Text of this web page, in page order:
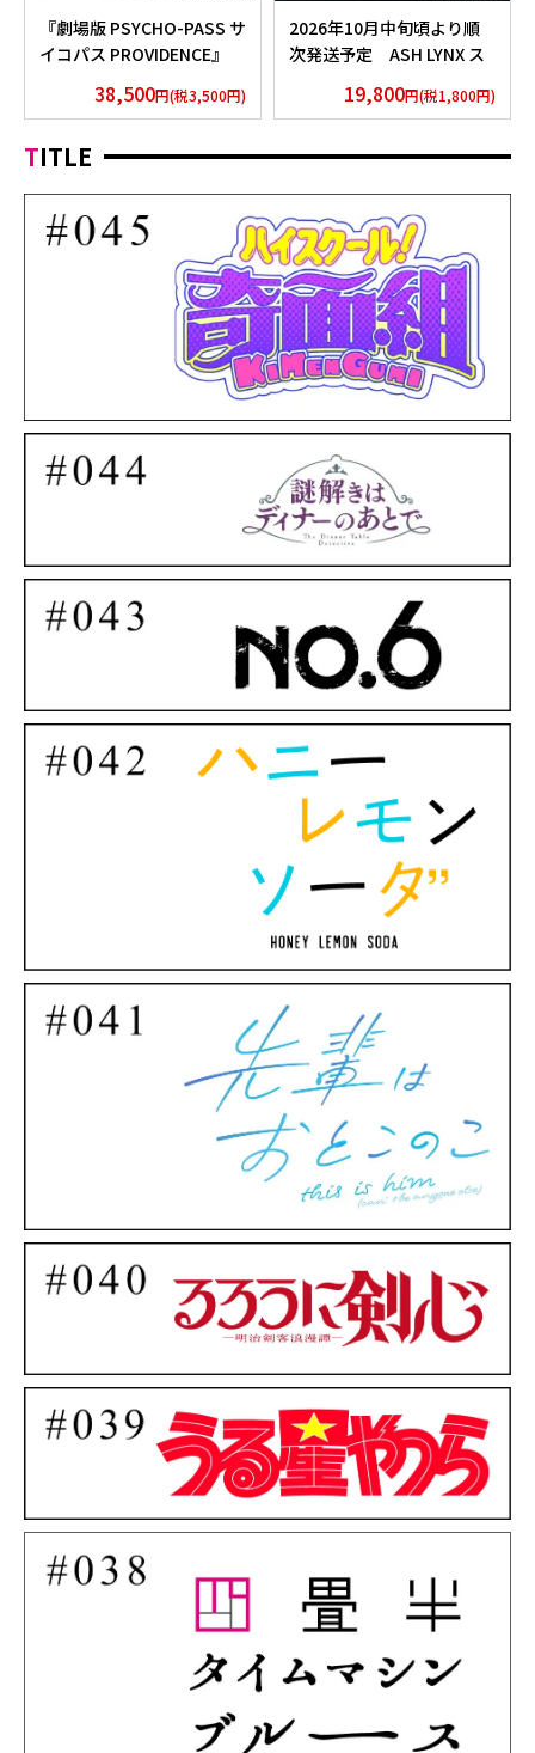
『劇場版 PSYCHO-PASS サ
イコパス PROVIDENCE』
38,500円(税3,500円)
2026年10月中旬頃より順
次発送予定 ASH LYNX ス
Silver925×Peridot ver.
19,800円(税1,800円)
TITLE